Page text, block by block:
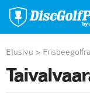
Etusivu >